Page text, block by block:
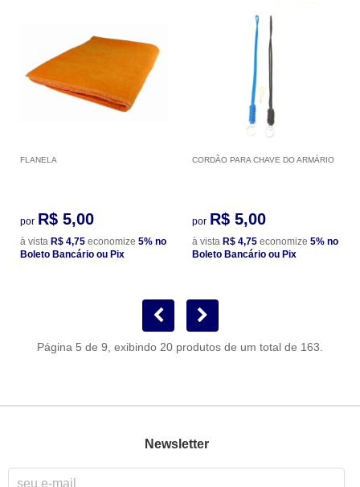
FLANELA
por R$ 5,00
à vista R$ 4,75 economize 5% no
Boleto Bancário ou Pix
CORDÃO PARA CHAVE DO ARMÁRIO
por R$ 5,00
à vista R$ 4,75 economize 5% no
Boleto Bancário ou Pix
Página 5 de 9, exibindo 20 produtos de um total de 163.
Newsletter